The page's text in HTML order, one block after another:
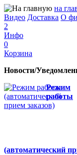
на
Видео Доставка О
2
Инфо
0
Корзина
Новости/
Режим
работы
(автоматический